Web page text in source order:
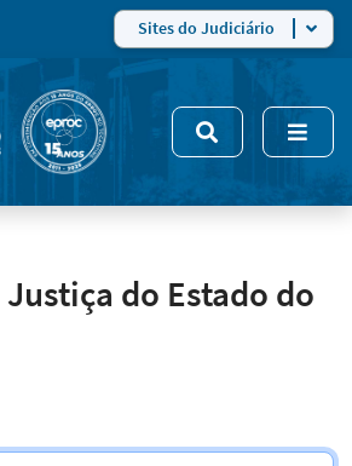
5
Sites do Judiciário
do Estado do